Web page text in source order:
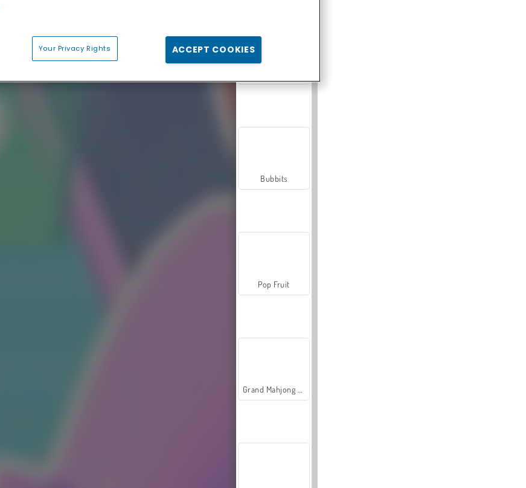
Bubbits
Pop Fruit
Grand Mahjong Connect
Your Privacy Rights ACCEPT COOKIES